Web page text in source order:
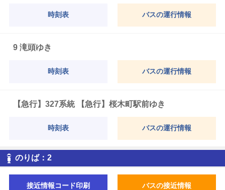
時刻表 バスの運行情報
9 滝頭ゆき
時刻表 バスの運行情報
【急行】327系統 【急行】桜木町駅前ゆき
時刻表 バスの運行情報
のりば： 2
接近情報コード印刷 バスの接近情報